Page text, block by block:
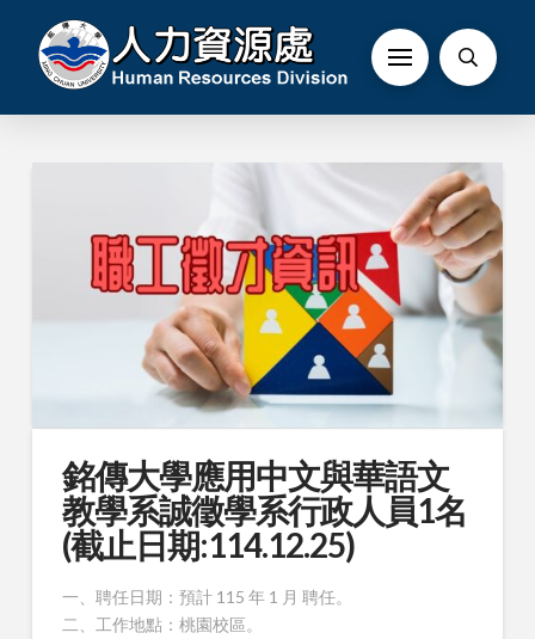
銘傳大學應用中文與華語文
教學系誠徵學系行政人員1名
(截止日期:114.12.25)
一、聘任日期：預計 115 年 1 月 聘任。
二、工作地點：桃園校區。